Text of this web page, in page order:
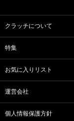
クラッチについて
特集
お気に入りリスト
運営会社
個人情報保護方針